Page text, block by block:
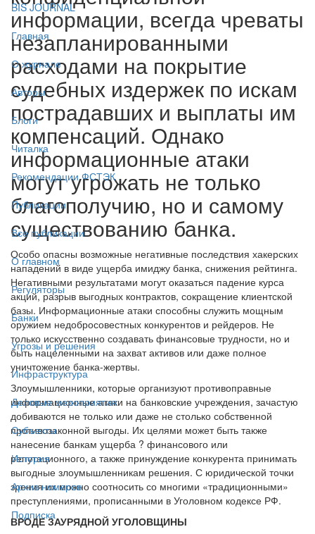
BIS JOURNAL
Главная
О журнале
Авторы
Блоги
Читалка
Рекомендации ФСТЭК
Публикации
Все публикации
О главном
Регуляторы
Банки
Угрозы и решения
Инфраструктура
Деловые мероприятия
Субъекты
История
Архив номеров
Подписка
информации, всегда чреваты
незапланированными
расходами на покрытие
судебных издержек по искам
пострадавших и выплаты им
компенсаций. Однако
информационные атаки
могут угрожать не только
благополучию, но и самому
существованию банка.
Особо опасны возможные негативные последствия хакерских
нападений в виде ущерба имиджу банка, снижения рейтинга.
Негативными результатами могут оказаться падение курса
акций, разрыв выгодных контрактов, сокращение клиентской
базы. Информационные атаки способны служить мощным
оружием недобросовестных конкурентов и рейдеров. Не
только искусственно создавать финансовые трудности, но и
быть нацеленными на захват активов или даже полное
уничтожение банка-жертвы.
Злоумышленники, которые организуют противоправные
информационные атаки на банковские учреждения, зачастую
добиваются не только или даже не столько собственной
противозаконной выгоды. Их целями может быть также
нанесение банкам ущерба ? финансового или
репутационного, а также принуждение конкурента принимать
выгодные злоумышленникам решения. С юридической точки
зрения их можно соотносить со многими «традиционными»
преступлениями, прописанными в Уголовном кодексе РФ.
ВРОДЕ ЗАУРЯДНОЙ УГОЛОВЩИНЫ